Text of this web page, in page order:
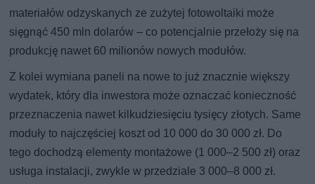
materiałów odzyskanych ze zużytej fotowoltaiki może
sięgnąć 450 mln dolarów – co potencjalnie przełoży się na
produkcję nawet 60 milionów nowych modułów.
Z kolei wymiana paneli na nowe to już znacznie większy
wydatek, który dla inwestora może oznaczać konieczność
przeznaczenia nawet kilkudziesięciu tysięcy złotych. Same
moduły to najczęściej koszt od 10 000 do 30 000 zł. Do
tego dochodzą elementy montażowe (1 000–2 500 zł) oraz
usługa instalacji, zwykle w przedziale 3 000–8 000 zł.